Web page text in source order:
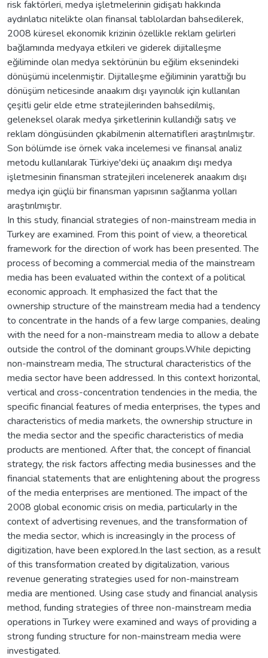
risk faktörleri, medya işletmelerinin gidişatı hakkında
aydınlatıcı nitelikte olan finansal tablolardan bahsedilerek,
2008 küresel ekonomik krizinin özellikle reklam gelirleri
bağlamında medyaya etkileri ve giderek dijitalleşme
eğiliminde olan medya sektörünün bu eğilim eksenindeki
dönüşümü incelenmiştir. Dijitalleşme eğiliminin yarattığı bu
dönüşüm neticesinde anaakım dışı yayıncılık için kullanılan
çeşitli gelir elde etme stratejilerinden bahsedilmiş,
geleneksel olarak medya şirketlerinin kullandığı satış ve
reklam döngüsünden çıkabilmenin alternatifleri araştırılmıştır.
Son bölümde ise örnek vaka incelemesi ve finansal analiz
metodu kullanılarak Türkiye'deki üç anaakım dışı medya
işletmesinin finansman stratejileri incelenerek anaakım dışı
medya için güçlü bir finansman yapısının sağlanma yolları
araştırılmıştır.
In this study, financial strategies of non-mainstream media in
Turkey are examined. From this point of view, a theoretical
framework for the direction of work has been presented. The
process of becoming a commercial media of the mainstream
media has been evaluated within the context of a political
economic approach. It emphasized the fact that the
ownership structure of the mainstream media had a tendency
to concentrate in the hands of a few large companies, dealing
with the need for a non-mainstream media to allow a debate
outside the control of the dominant groups.While depicting
non-mainstream media, The structural characteristics of the
media sector have been addressed. In this context horizontal,
vertical and cross-concentration tendencies in the media, the
specific financial features of media enterprises, the types and
characteristics of media markets, the ownership structure in
the media sector and the specific characteristics of media
products are mentioned. After that, the concept of financial
strategy, the risk factors affecting media businesses and the
financial statements that are enlightening about the progress
of the media enterprises are mentioned. The impact of the
2008 global economic crisis on media, particularly in the
context of advertising revenues, and the transformation of
the media sector, which is increasingly in the process of
digitization, have been explored.In the last section, as a result
of this transformation created by digitalization, various
revenue generating strategies used for non-mainstream
media are mentioned. Using case study and financial analysis
method, funding strategies of three non-mainstream media
operations in Turkey were examined and ways of providing a
strong funding structure for non-mainstream media were
investigated.